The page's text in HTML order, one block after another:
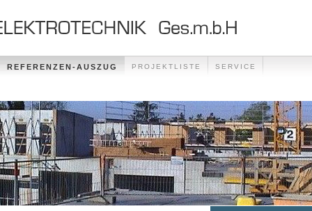
REFERENZEN-AUSZUG PROJEKTLISTE SERVICE